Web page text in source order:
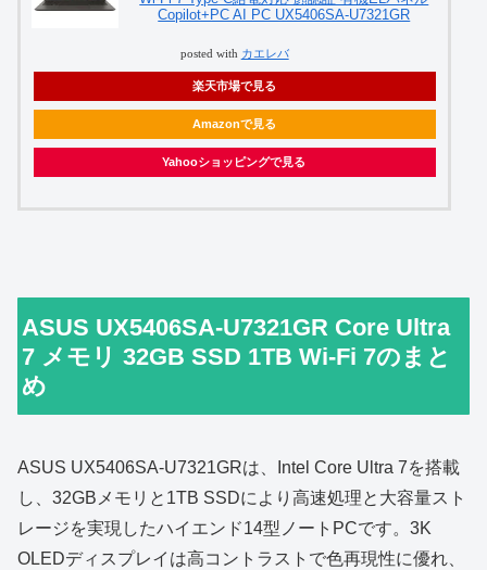
Copilot+PC AI PC UX5406SA-U7321GR
posted with カエレバ
楽天市場で見る
Amazonで見る
Yahooショッピングで見る
ASUS UX5406SA-U7321GR Core Ultra
7 メモリ 32GB SSD 1TB Wi-Fi 7のまと
め
ASUS UX5406SA-U7321GRは、Intel Core Ultra 7を搭載
し、32GBメモリと1TB SSDにより高速処理と大容量スト
レージを実現したハイエンド14型ノートPCです。3K
OLEDディスプレイは高コントラストで色再現性に優れ、